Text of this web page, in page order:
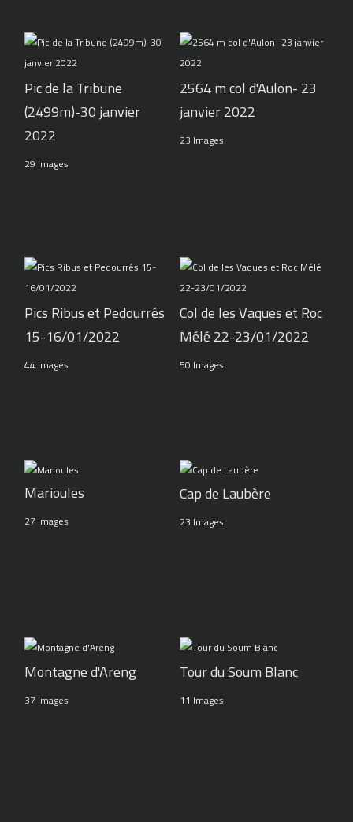
Pic de la Tribune
(2499m)-30 janvier
2022
29 Images
2564 m col d'Aulon- 23
janvier 2022
23 Images
Pics Ribus et Pedourrés
15-16/01/2022
44 Images
Col de les Vaques et Roc
Mélé 22-23/01/2022
50 Images
Marioules
27 Images
Cap de Laubère
23 Images
Montagne d'Areng
37 Images
Tour du Soum Blanc
11 Images